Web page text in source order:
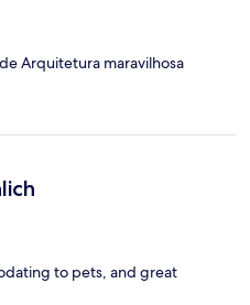
Arquitetura maravilhosa
to pets, and great